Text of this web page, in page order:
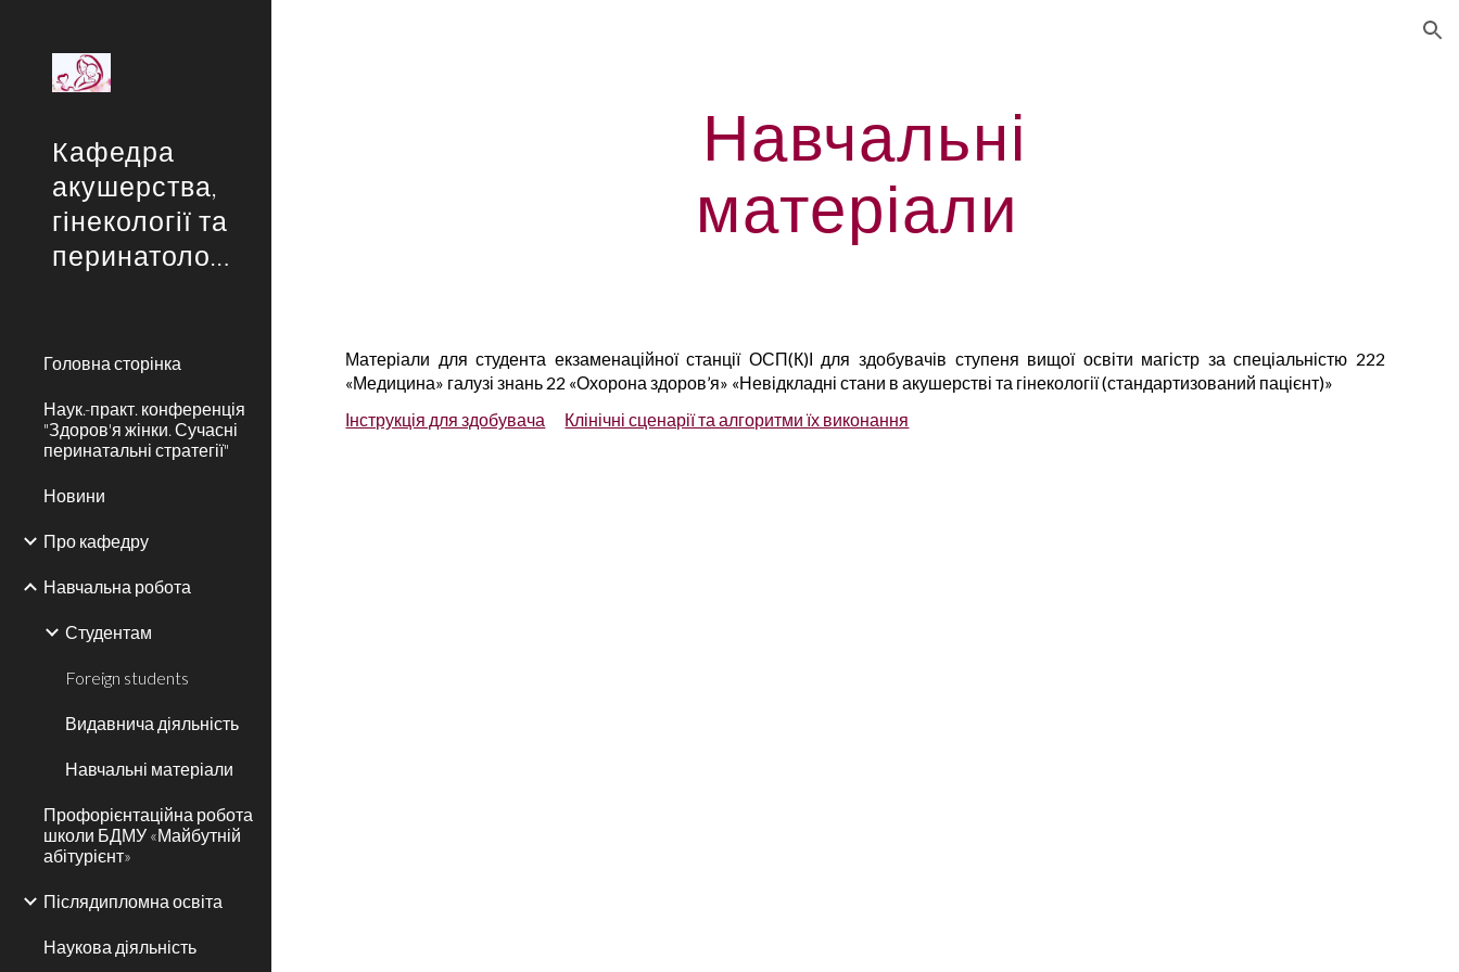
Кафедра
акушерства,
гінекології та
перинатології
Головна сторінка
Наук.-практ. конференція
"Здоров'я жінки. Сучасні
перинатальні стратегії"
Новини
Про кафедру
Навчальна робота
Студентам
Foreign students
Видавнича діяльність
Навчальні матеріали
Профорієнтаційна робота
школи БДМУ «Майбутній
абітурієнт»
Післядипломна освіта
Наукова діяльність
Навчальні
матеріали
Матеріали для студента екзаменаційної станції ОСП(К)І для здобувачів ступеня вищої освіти магістр за спеціальністю 222
«Медицина» галузі знань 22 «Охорона здоров’я» «Невідкладні стани в акушерстві та гінекології (стандартизований пацієнт)»
Інструкція для здобувача
Клінічні сценарії та алгоритми їх виконання